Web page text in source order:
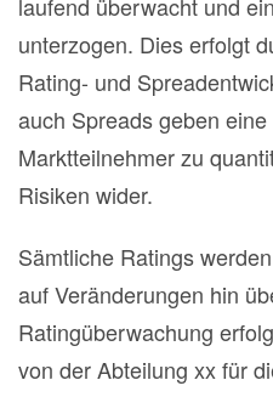
unterzogen. Dies erfolgt
Rating- und
auch Spreads geben
Marktteilnehmer zu
Risiken wider.
Sämtliche Ratings
auf Veränderungen hin
Ratingüberwachung
von der Abteilung xx für